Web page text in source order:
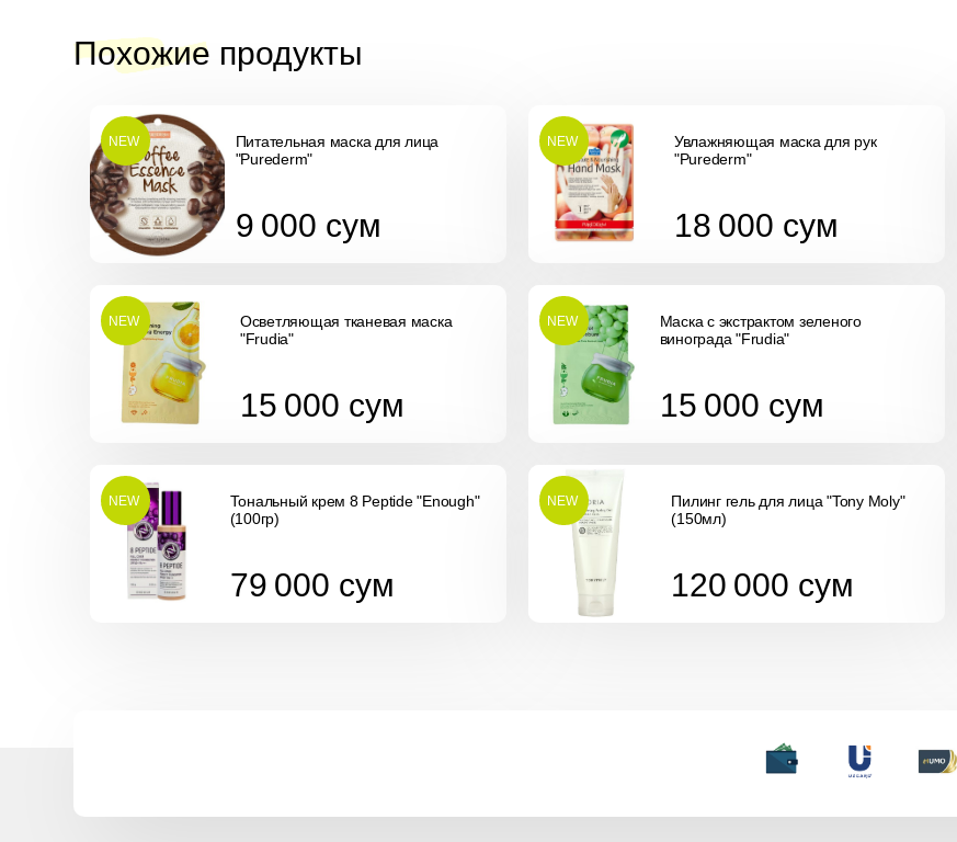
Похожие продукты
Питательная маска для лица
"Purederm"
9 000 сум
NEW
Увлажняющая маска для рук
"Purederm"
18 000 сум
NEW
Осветляющая тканевая маска
"Frudia"
15 000 сум
NEW
Маска с экстрактом зеленого
винограда "Frudia"
15 000 сум
NEW
Тональный крем 8 Peptide "Enough"
(100гр)
79 000 сум
NEW
Пилинг гель для лица "Tony Moly"
(150мл)
120 000 сум
NEW